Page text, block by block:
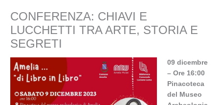
CONFERENZA: CHIAVI E
LUCCHETTI TRA ARTE, STORIA E
SEGRETI
09 dicembre
– Ore 16:00
Pinacoteca
del Museo